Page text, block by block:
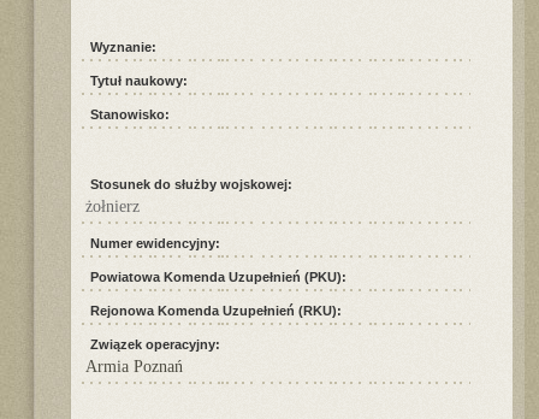
Wyznanie:
Tytuł naukowy:
Stanowisko:
Stosunek do służby wojskowej:
żołnierz
Numer ewidencyjny:
Powiatowa Komenda Uzupełnień (PKU):
Rejonowa Komenda Uzupełnień (RKU):
Związek operacyjny:
Armia Poznań